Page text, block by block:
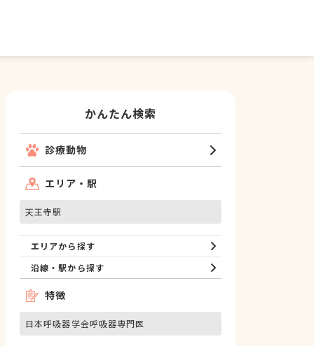
かんたん検索
診療動物
エリア・駅
天王寺駅
エリアから探す
沿線・駅から探す
特徴
日本呼吸器学会呼吸器専門医